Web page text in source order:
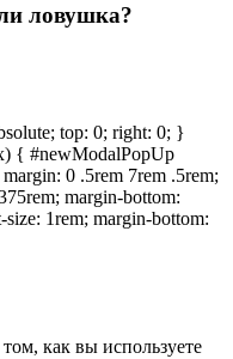
ловушка?
top: 0; right: 0; }
{ #newModalPopUp
0 .5rem 7rem .5rem;
margin-bottom:
1rem; margin-bottom:
как вы используете